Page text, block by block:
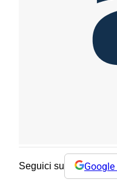
Seguici su Google